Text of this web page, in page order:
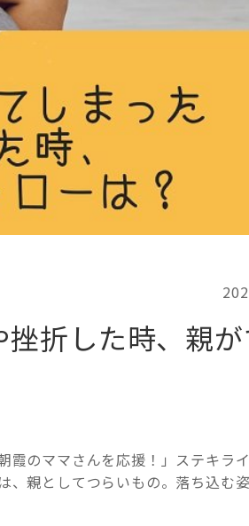
記事検索
折した時、親
霞のママさんを応援！」ステキラ
親としてつらいもの。落ち込む